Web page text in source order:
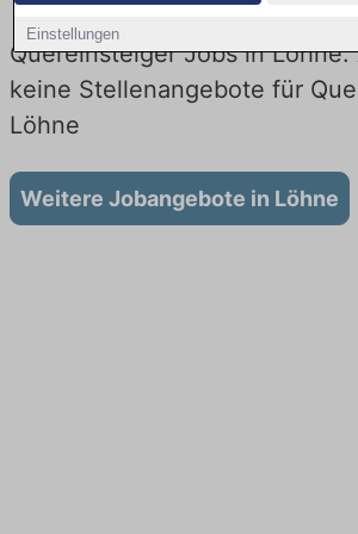
Einstellungen
Quereinsteiger Jobs in
keine Stellenangebote für
Löhne
Weitere Jobangebote in Löhne